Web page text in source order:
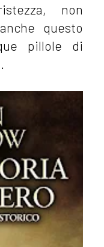
non
questo
pillole di